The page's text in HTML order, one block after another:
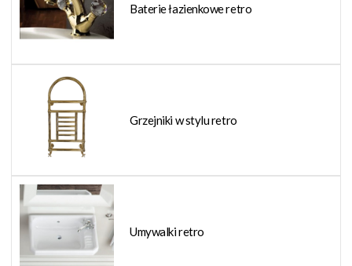
Baterie łazienkowe retro
Grzejniki w stylu retro
Umywalki retro